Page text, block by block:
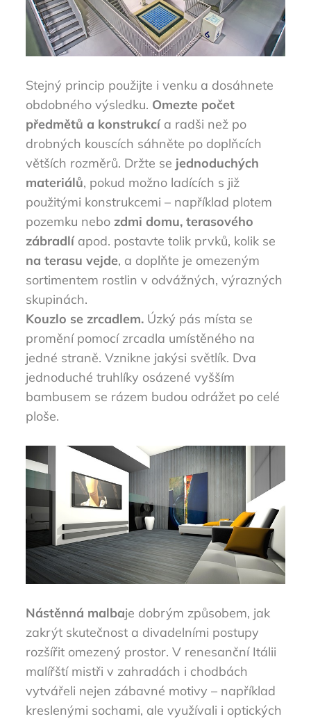
Stejný princip použijte i venku a dosáhnete
obdobného výsledku. Omezte počet
předmětů a konstrukcía radši než po
drobných kouscích sáhněte po doplňcích
větších rozměrů. Držte se jednoduchých
materiálů, pokud možno ladících s již
použitými konstrukcemi – například plotem
pozemku nebo zdmi domu, terasového
zábradlíapod. postavte tolik prvků, kolik se
na terasu vejde, a doplňte je omezeným
sortimentem rostlin v odvážných, výrazných
skupinách.
Kouzlo se zrcadlem. Úzký pás místa se
promění pomocí zrcadla umístěného na
jedné straně. Vznikne jakýsi světlík. Dva
jednoduché truhlíky osázené vyšším
bambusem se rázem budou odrážet po celé
ploše.
Nástěnná malbaje dobrým způsobem, jak
zakrýt skutečnost a divadelními postupy
rozšířit omezený prostor. V renesanční Itálii
malířští mistři v zahradách i chodbách
vytvářeli nejen zábavné motivy – například
kreslenými sochami, ale využívali i optických